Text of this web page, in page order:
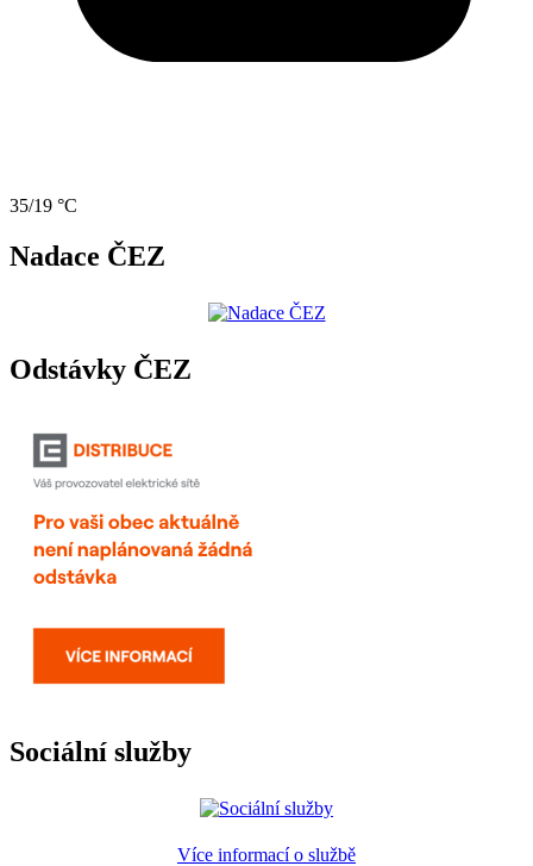
35/19 °C
Nadace ČEZ
Odstávky ČEZ
Sociální služby
Více informací o službě